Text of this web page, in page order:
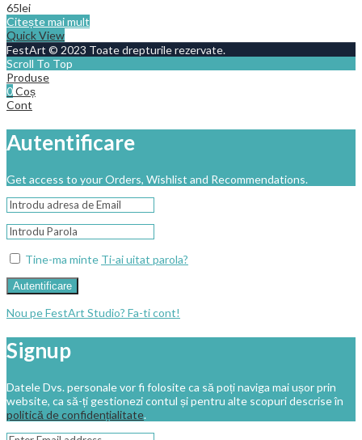
65lei
Citește mai mult
Quick View
FestArt © 2023 Toate drepturile rezervate.
Scroll To Top
Produse
0Coș
Cont
Autentificare
Get access to your Orders, Wishlist and Recommendations.
Tine-ma minte Ti-ai uitat parola?
Autentificare
Nou pe FestArt Studio? Fa-ti cont!
Signup
Datele Dvs. personale vor fi folosite ca să poți naviga mai ușor prin
website, ca să-ți gestionezi contul și pentru alte scopuri descrise în
politică de confidențialitate.